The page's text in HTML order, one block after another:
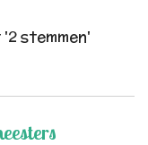
stemmen'